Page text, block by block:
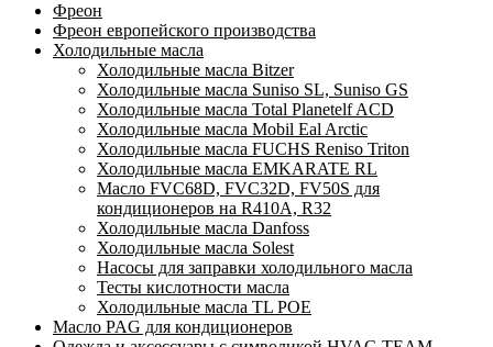
Фреон
Фреон европейского производства
Холодильные масла
Холодильные масла Bitzer
Холодильные масла Suniso SL, Suniso GS
Холодильные масла Total Planetelf ACD
Холодильные масла Mobil Eal Arctic
Холодильные масла FUCHS Reniso Triton
Холодильные масла EMKARATE RL
Масло FVC68D, FVC32D, FV50S для
кондиционеров на R410A, R32
Холодильные масла Danfoss
Холодильные масла Solest
Насосы для заправки холодильного масла
Тесты кислотности масла
Холодильные масла TL POE
Масло PAG для кондиционеров